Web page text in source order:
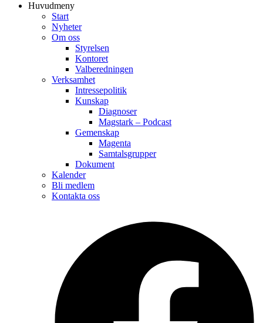
Huvudmeny
Start
Nyheter
Om oss
Styrelsen
Kontoret
Valberedningen
Verksamhet
Intressepolitik
Kunskap
Diagnoser
Magstark – Podcast
Gemenskap
Magenta
Samtalsgrupper
Dokument
Kalender
Bli medlem
Kontakta oss